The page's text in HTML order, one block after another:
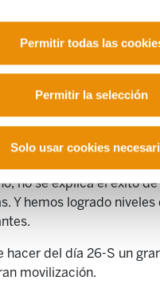
Permitir todas las
Permitir la selección
Solo usar cookies
proyecto es joderles el
cuatro grandes huelgas
aparentemente
general. Hemos sido
no se explica el exito
Y hemos logrado
hacer del día 26-S un
movilización.